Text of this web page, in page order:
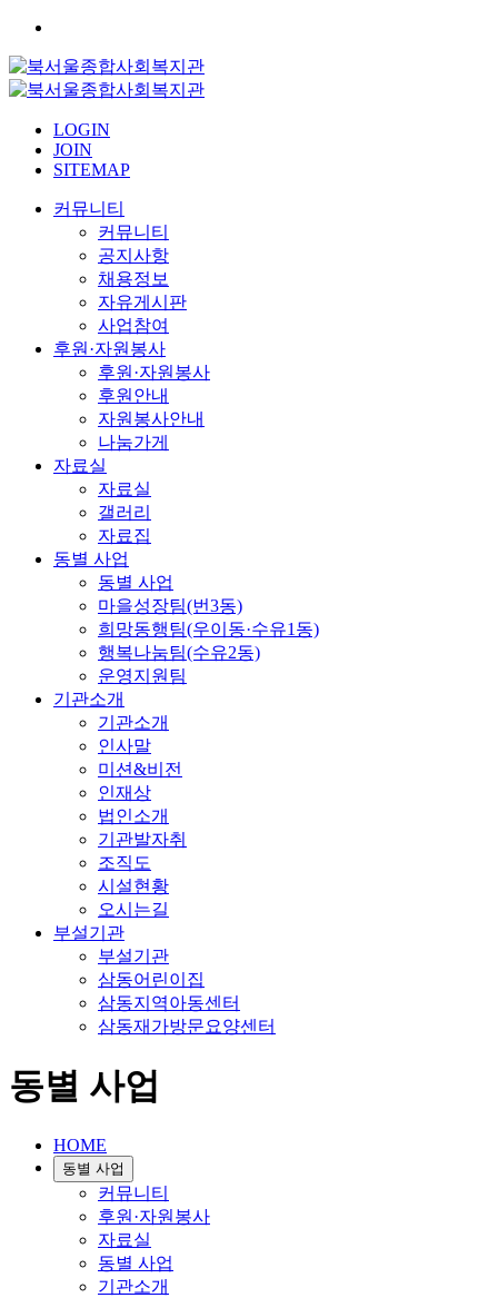
LOGIN
JOIN
SITEMAP
커뮤니티
커뮤니티
공지사항
채용정보
자유게시판
사업참여
후원·자원봉사
후원·자원봉사
후원안내
자원봉사안내
나눔가게
자료실
자료실
갤러리
자료집
동별 사업
동별 사업
마을성장팀(번3동)
희망동행팀(우이동·수유1동)
행복나눔팀(수유2동)
운영지원팀
기관소개
기관소개
인사말
미션&비전
인재상
법인소개
기관발자취
조직도
시설현황
오시는길
부설기관
부설기관
삼동어린이집
삼동지역아동센터
삼동재가방문요양센터
동별 사업
HOME
동별 사업
커뮤니티
후원·자원봉사
자료실
동별 사업
기관소개